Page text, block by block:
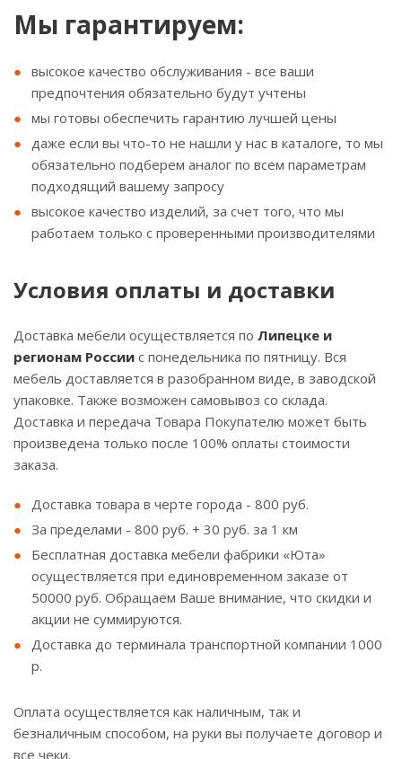
Мы гарантируем:
высокое качество обслуживания - все ваши
предпочтения обязательно будут учтены
мы готовы обеспечить гарантию лучшей цены
даже если вы что-то не нашли у нас в каталоге, то мы
обязательно подберем аналог по всем параметрам
подходящий вашему запросу
высокое качество изделий, за счет того, что мы
работаем только с проверенными производителями
Условия оплаты и доставки
Доставка мебели осуществляется по Липецке и
регионам России с понедельника по пятницу. Вся
мебель доставляется в разобранном виде, в заводской
упаковке. Также возможен самовывоз со склада.
Доставка и передача Товара Покупателю может быть
произведена только после 100% оплаты стоимости
заказа.
Доставка товара в черте города - 800 руб.
За пределами - 800 руб. + 30 руб. за 1 км
Бесплатная доставка мебели фабрики «Юта»
осуществляется при единовременном заказе от
50000 руб. Обращаем Ваше внимание, что скидки и
акции не суммируются.
Доставка до терминала транспортной компании 1000
р.
Оплата осуществляется как наличным, так и
безналичным способом, на руки вы получаете договор и
все чеки.